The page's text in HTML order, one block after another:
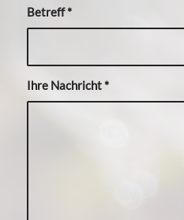
Betreff*
Ihre Nachricht*